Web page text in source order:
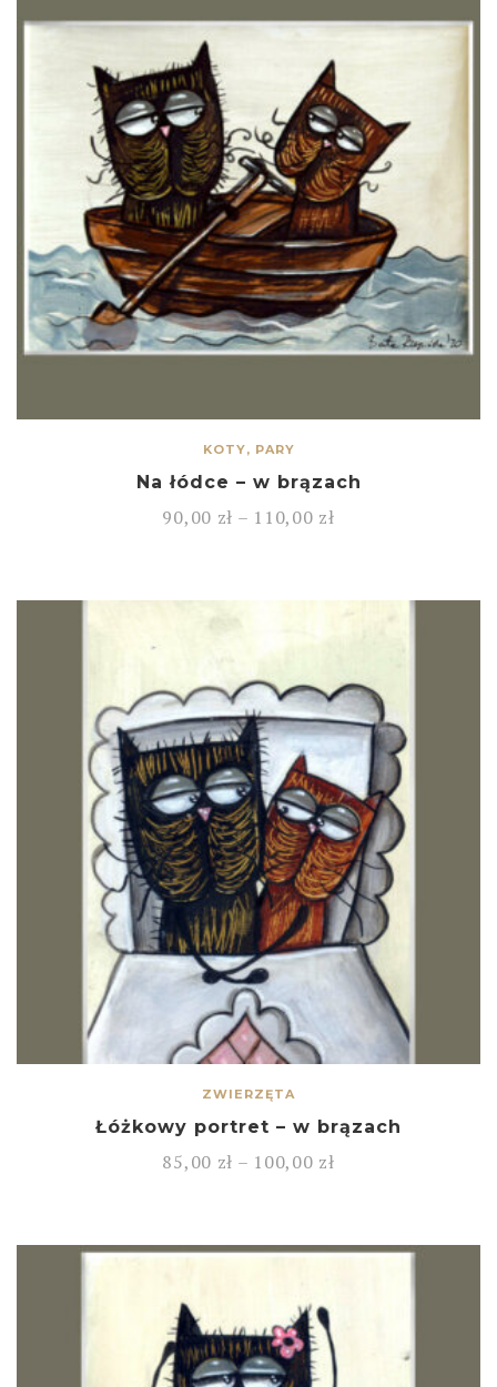
KOTY, PARY
Na łódce – w brązach
90,00 zł – 110,00 zł
ZWIERZĘTA
Łóżkowy portret – w brązach
85,00 zł – 100,00 zł